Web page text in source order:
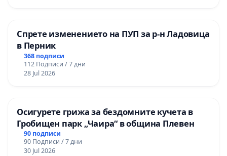
Спрете изменението на ПУП за р-н Ладовица
в Перник
368 подписи
112 Подписи / 7 дни
28 Jul 2026
Осигурете грижа за бездомните кучета в
Гробищен парк „Чаира“ в община Плевен
90 подписи
90 Подписи / 7 дни
30 Jul 2026